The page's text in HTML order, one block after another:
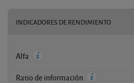
INDICADORES DE RENDIMIENTO
Alfa
Ratio de información